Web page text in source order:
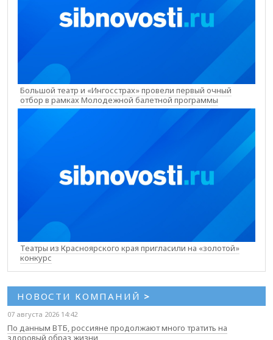
Большой театр и «Ингосстрах» провели первый очный
отбор в рамках Молодежной балетной программы
Театры из Красноярского края пригласили на «золотой»
конкурс
НОВОСТИ КОМПАНИЙ >
07 августа 2026 14:42
По данным ВТБ, россияне продолжают много тратить на
здоровый образ жизни